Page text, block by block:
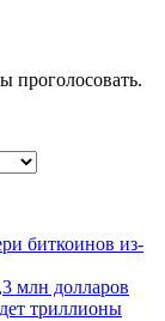
проголосовать.
биткоинов из-
млн долларов
триллионы